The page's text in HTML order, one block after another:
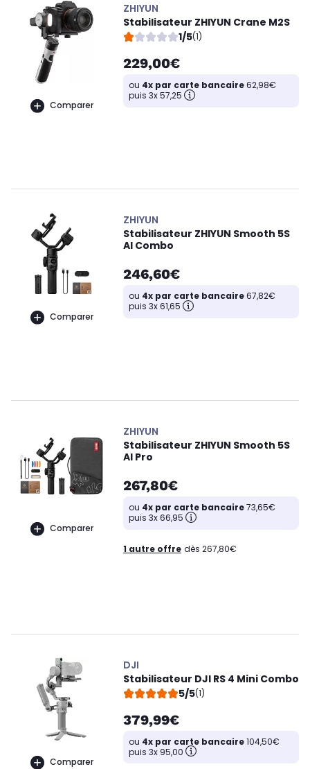
Comparer
ZHIYUN
Stabilisateur ZHIYUN Crane M2S
1/5(1)
229,00€
ou 4x par carte bancaire62,98€
puis 3x 57,25
Comparer
ZHIYUN
Stabilisateur ZHIYUN Smooth 5S
AI Combo
246,60€
ou 4x par carte bancaire67,82€
puis 3x 61,65
Comparer
ZHIYUN
Stabilisateur ZHIYUN Smooth 5S
AI Pro
267,80€
ou 4x par carte bancaire73,65€
puis 3x 66,95
1 autre offre dès 267,80€
Comparer
DJI
Stabilisateur DJI RS 4 Mini Combo
5/5(1)
379,99€
ou 4x par carte bancaire104,50€
puis 3x 95,00